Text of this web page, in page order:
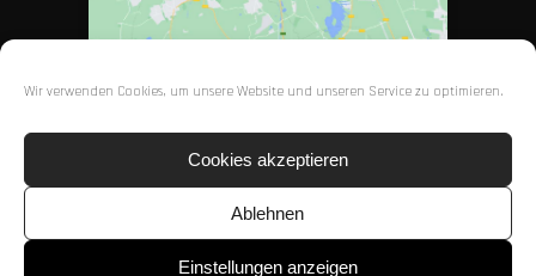
Wir verwenden Cookies, um unsere Website und unseren Service zu optimieren.
Cookies akzeptieren
Ablehnen
Einstellungen anzeigen
COPYRIGHT 2022 ©Töff-Bekleidung Swiss Uster